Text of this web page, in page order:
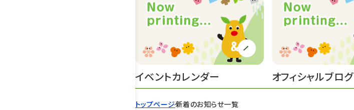
トップページ新着のお知らせ一覧
イベントカレンダー オフィシャルブログ